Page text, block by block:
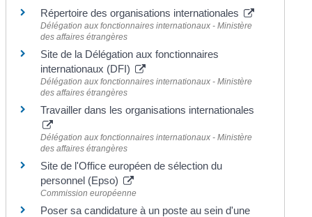
Répertoire des organisations internationales
Délégation aux fonctionnaires internationaux - Ministère
des affaires étrangères
Site de la Délégation aux fonctionnaires
internationaux (DFI)
Délégation aux fonctionnaires internationaux - Ministère
des affaires étrangères
Travailler dans les organisations internationales
Délégation aux fonctionnaires internationaux - Ministère
des affaires étrangères
Site de l'Office européen de sélection du
personnel (Epso)
Commission européenne
Poser sa candidature à un poste au sein d'une